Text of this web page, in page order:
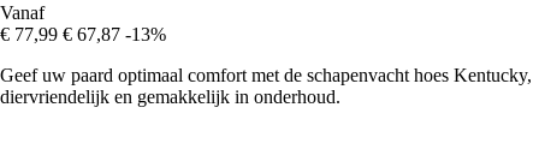
Vanaf
€ 77,99 € 67,87 -13%
Geef uw paard optimaal comfort met de schapenvacht hoes Kentucky,
diervriendelijk en gemakkelijk in onderhoud.